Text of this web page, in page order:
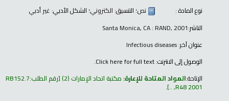
نوع المادة :
نص؛ التنسيق: الكتروني؛ الشكل الأدبي: غير أدبي
الناشر:Santa Monica, CA : RAND, 2001
عنوان آخر:Infectious diseases
الوصول إلى الانترنت:Click here for full text.
الإتاحة:المواد المتاحة للإعارة: مكتبة اتحاد الإمارات (2) رقم الطلب:RB152.7
R48 2001, ..
.